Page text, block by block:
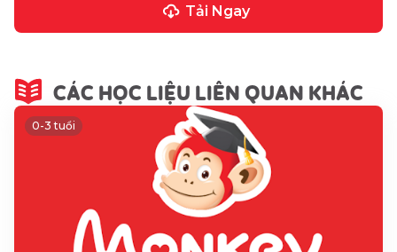
Tải Ngay
CÁC HỌC LIỆU LIÊN QUAN KHÁC
0-3 tuổi